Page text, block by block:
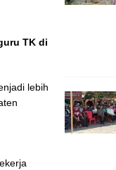
TK di
lebih